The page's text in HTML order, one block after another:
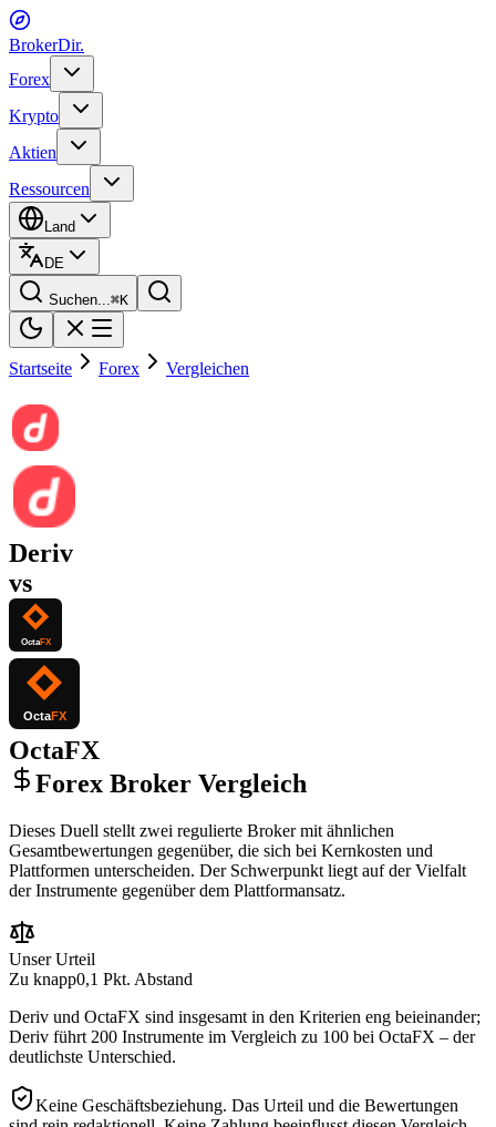
BrokerDir.
Forex
Krypto
Aktien
Ressourcen
Land
DE
Suchen...⌘K
Startseite Forex Vergleichen
Deriv
vs
OctaFX
Forex Broker Vergleich
Dieses Duell stellt zwei regulierte Broker mit ähnlichen
Gesamtbewertungen gegenüber, die sich bei Kernkosten und
Plattformen unterscheiden. Der Schwerpunkt liegt auf der Vielfalt
der Instrumente gegenüber dem Plattformansatz.
Unser Urteil
Zu knapp0,1 Pkt. Abstand
Deriv und OctaFX sind insgesamt in den Kriterien eng beieinander;
Deriv führt 200 Instrumente im Vergleich zu 100 bei OctaFX – der
deutlichste Unterschied.
Keine Geschäftsbeziehung. Das Urteil und die Bewertungen